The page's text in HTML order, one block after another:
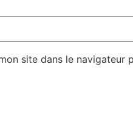
site dans le navigateur